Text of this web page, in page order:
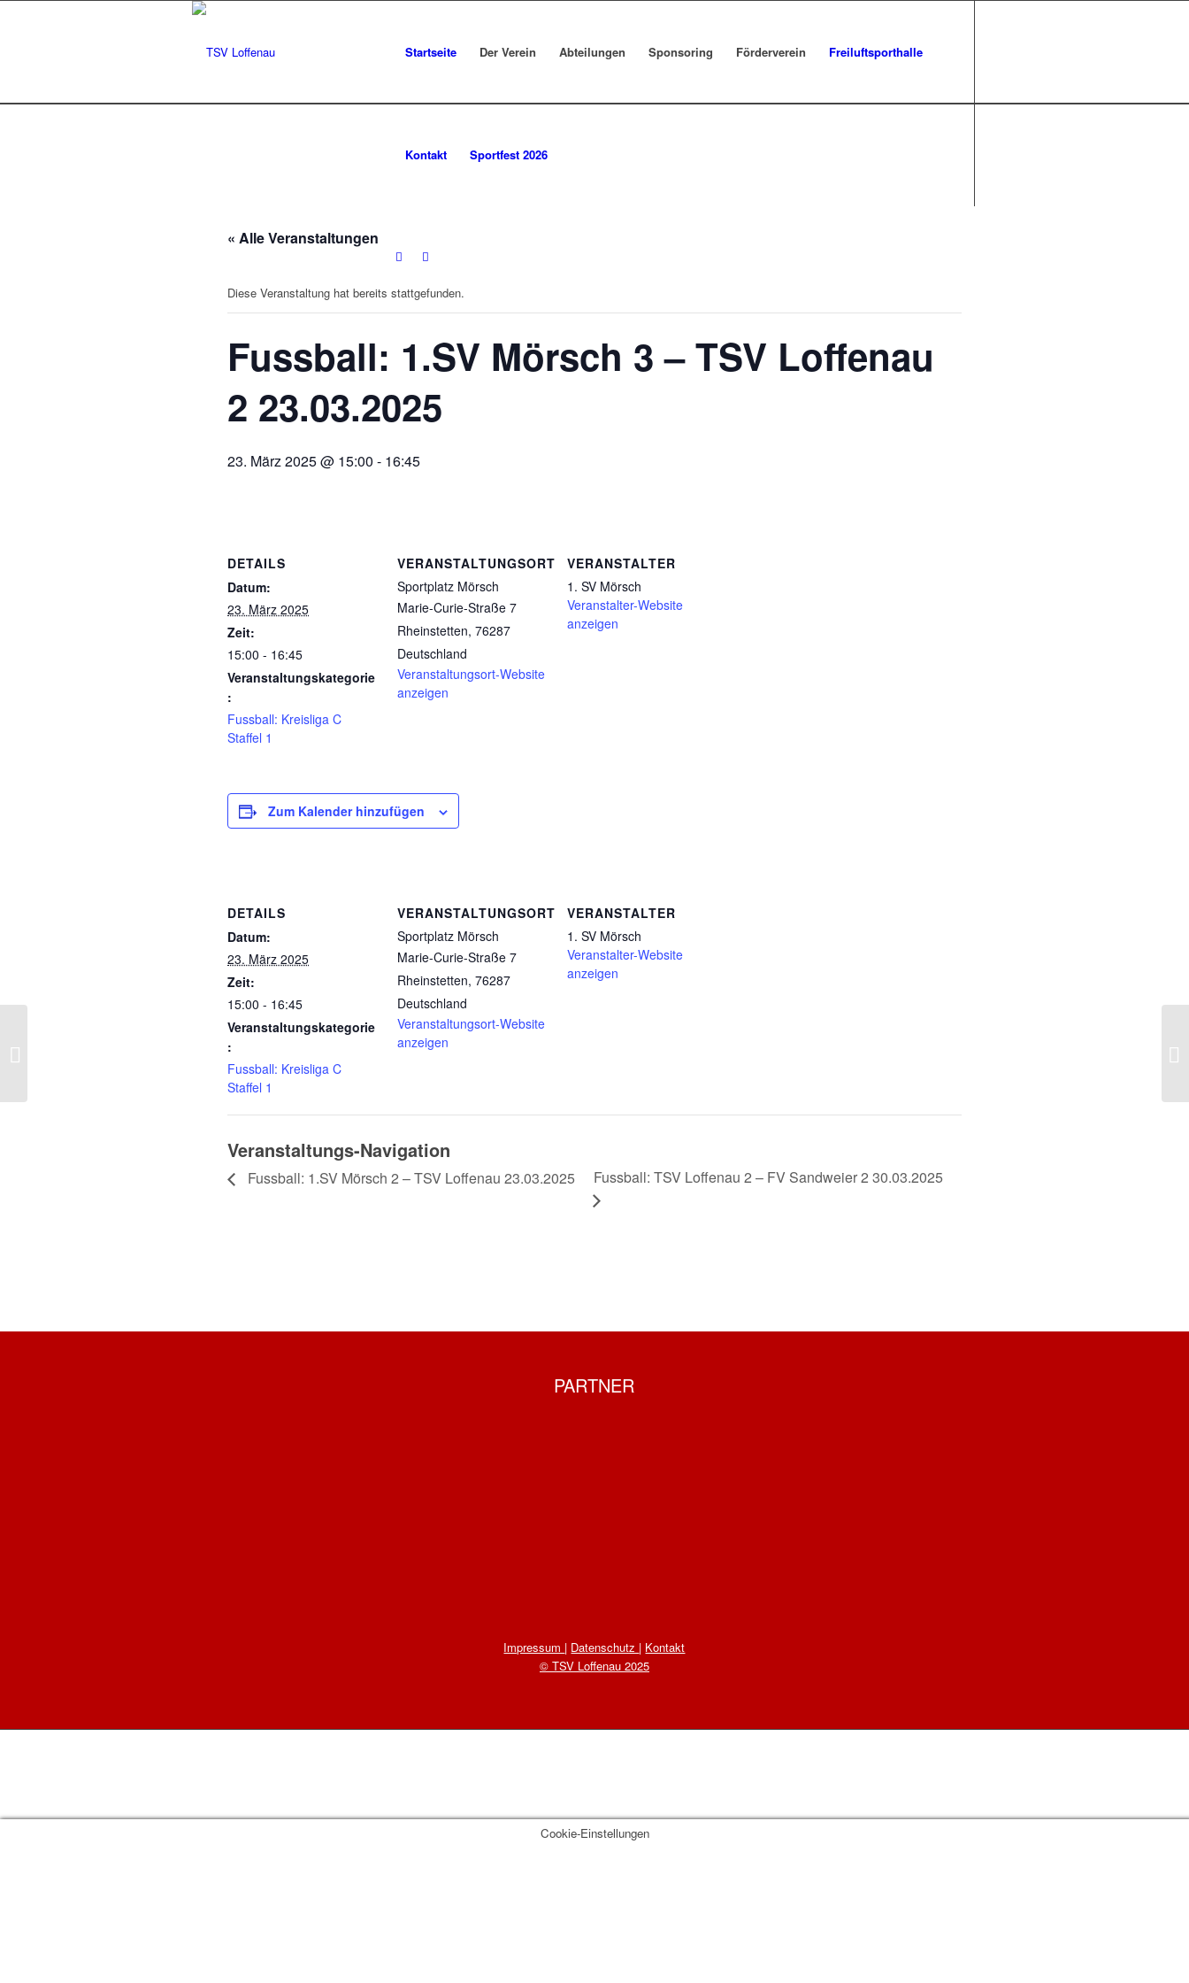
Startseite Der Verein Abteilungen Sponsoring Förderverein Freiluftsporthalle
Kontakt Sportfest 2026
« Alle Veranstaltungen
Diese Veranstaltung hat bereits stattgefunden.
Fussball: 1.SV Mörsch 3 – TSV Loffenau
2 23.03.2025
23. März 2025 @ 15:00 - 16:45
DETAILS
Datum:
23. März 2025
Zeit:
15:00 - 16:45
Veranstaltungskategorie
:
Fussball: Kreisliga C
Staffel 1
VERANSTALTUNGSORT
Sportplatz Mörsch
Marie-Curie-Straße 7
Rheinstetten, 76287
Deutschland
Veranstaltungsort-Website
anzeigen
VERANSTALTER
1. SV Mörsch
Veranstalter-Website
anzeigen
Zum Kalender hinzufügen
DETAILS
Datum:
23. März 2025
Zeit:
15:00 - 16:45
Veranstaltungskategorie
:
Fussball: Kreisliga C
Staffel 1
VERANSTALTUNGSORT
Sportplatz Mörsch
Marie-Curie-Straße 7
Rheinstetten, 76287
Deutschland
Veranstaltungsort-Website
anzeigen
VERANSTALTER
1. SV Mörsch
Veranstalter-Website
anzeigen
Veranstaltungs-Navigation
Fussball: 1.SV Mörsch 2 – TSV Loffenau 23.03.2025 Fussball: TSV Loffenau 2 – FV Sandweier 2 30.03.2025
PARTNER
Impressum | Datenschutz | Kontakt
© TSV Loffenau 2025
Cookie-Einstellungen